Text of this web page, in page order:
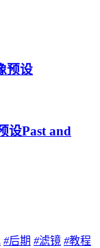
预设
设Past and
#后期 #滤镜 #教程